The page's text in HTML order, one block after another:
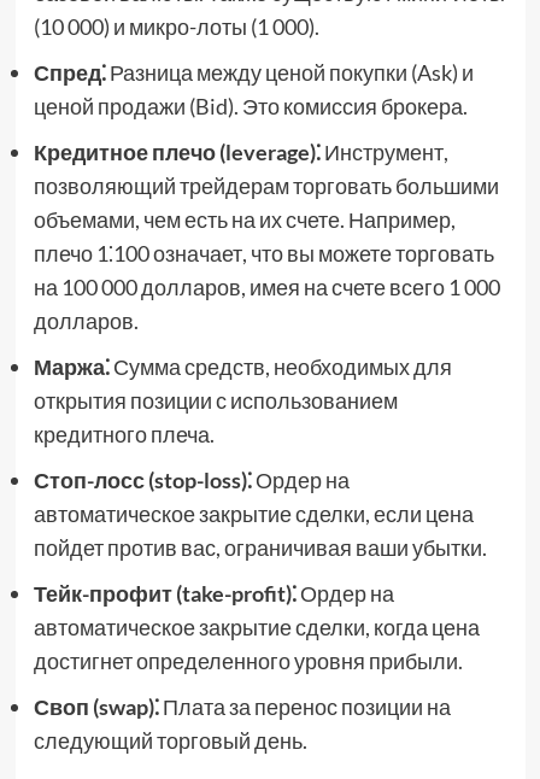
(10 000) и микро-лоты (1 000).
Спред⁚Разница между ценой покупки (Ask) и
ценой продажи (Bid). Это комиссия брокера.
Кредитное плечо (leverage)⁚Инструмент,
позволяющий трейдерам торговать большими
объемами, чем есть на их счете. Например,
плечо 1⁚100 означает, что вы можете торговать
на 100 000 долларов, имея на счете всего 1 000
долларов.
Маржа⁚Сумма средств, необходимых для
открытия позиции с использованием
кредитного плеча.
Стоп-лосс (stop-loss)⁚Ордер на
автоматическое закрытие сделки, если цена
пойдет против вас, ограничивая ваши убытки.
Тейк-профит (take-profit)⁚Ордер на
автоматическое закрытие сделки, когда цена
достигнет определенного уровня прибыли.
Своп (swap)⁚Плата за перенос позиции на
следующий торговый день.